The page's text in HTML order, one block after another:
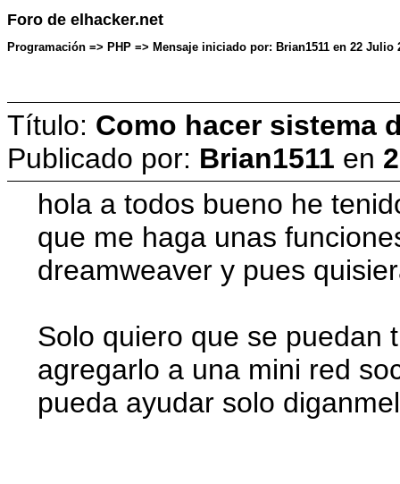
Foro de elhacker.net
Programación => PHP => Mensaje iniciado por: Brian1511 en 22 Julio
Título: Como hacer sistema
Publicado por: Brian1511 en
hola a todos bueno he
que me haga unas
dreamweaver y pues
Solo quiero que se puedan
agregarlo a una mini red
pueda ayudar solo